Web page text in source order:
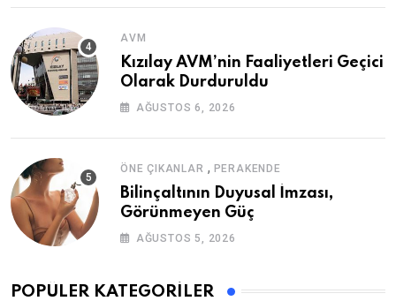
AVM
Kızılay AVM’nin Faaliyetleri Geçici
Olarak Durduruldu
AĞUSTOS 6, 2026
ÖNE ÇIKANLAR , PERAKENDE
Bilinçaltının Duyusal İmzası,
Görünmeyen Güç
AĞUSTOS 5, 2026
POPÜLER KATEGORILER